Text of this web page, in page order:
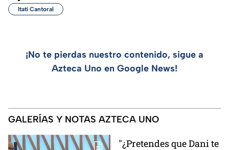
Itatí Cantoral
¡No te pierdas nuestro contenido, sigue a
Azteca Uno en Google News!
GALERÍAS Y NOTAS AZTECA UNO
"¿Pretendes que Dani te